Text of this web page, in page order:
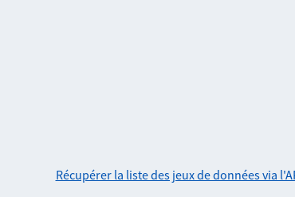
Récupérer la liste des jeux de données via